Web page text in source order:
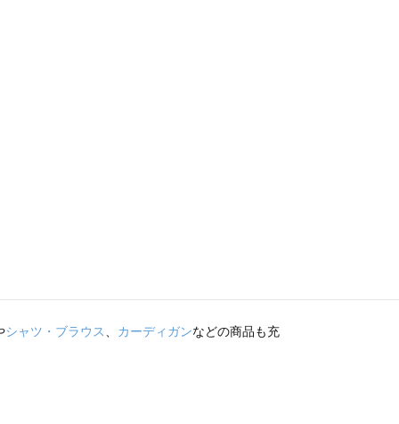
シャツ・ブラウス カーディガンなどの商品も充